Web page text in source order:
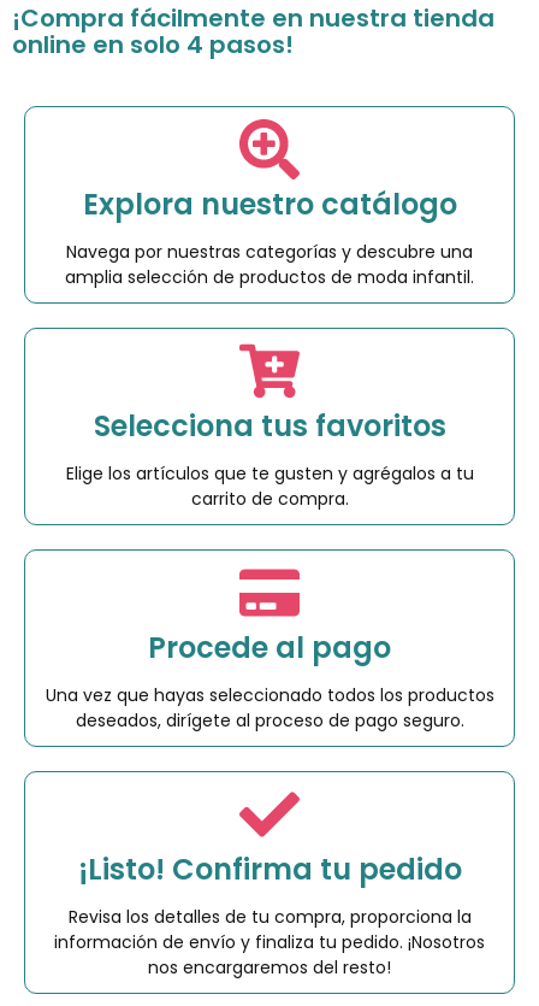
¡Compra fácilmente en nuestra tienda
online en solo 4 pasos!
Explora nuestro catálogo
Navega por nuestras categorías y descubre una
amplia selección de productos de moda infantil.
Selecciona tus favoritos
Elige los artículos que te gusten y agrégalos a tu
carrito de compra.
Procede al pago
Una vez que hayas seleccionado todos los productos
deseados, dirígete al proceso de pago seguro.
¡Listo! Confirma tu pedido
Revisa los detalles de tu compra, proporciona la
información de envío y finaliza tu pedido. ¡Nosotros
nos encargaremos del resto!